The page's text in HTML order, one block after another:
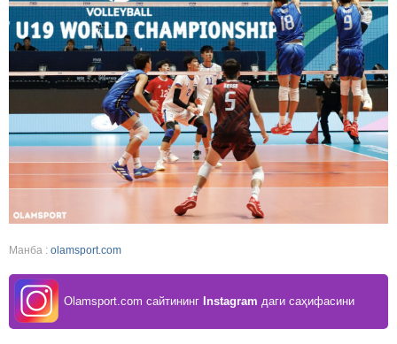
Манба : olamsport.com
Olamsport.com сайтининг Instagram даги саҳифасини